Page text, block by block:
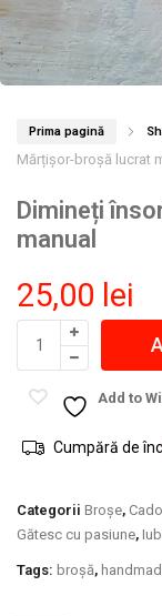
Prima pagină
Mărțişor-broşă lucrat
Dimineți
manual
25,00 lei
Add to
Cumpără de
Categorii Broșe,
Gătesc cu pasiune,
Tags: broșă,